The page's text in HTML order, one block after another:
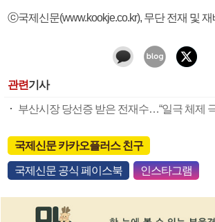
ⓒ국제신문(www.kookje.co.kr), 무단 전재 및
관련기사
부산시장 당선증 받은 전재수…“일극 체제
국제신문 카카오플러스 친구
국제신문 공식 페이스북 인스타그램